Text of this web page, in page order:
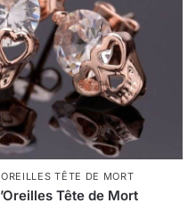
TÊTE DE MORT
Tête de Mort